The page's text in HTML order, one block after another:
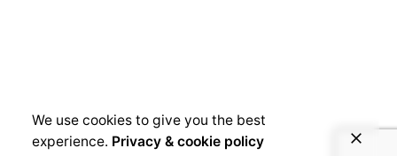
We use cookies to give you the best
experience. Privacy & cookie policy